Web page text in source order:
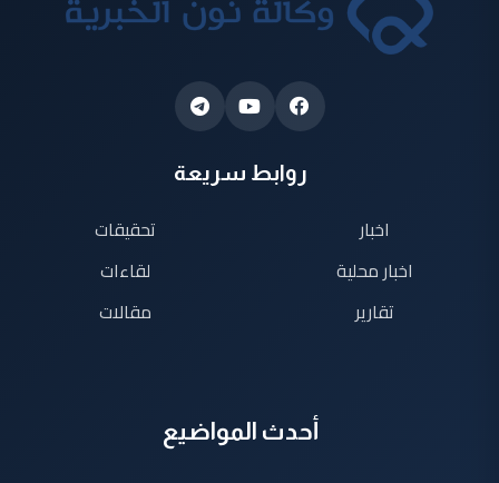
روابط سريعة
اخبار
اخبار محلية
تقارير
تحقيقات
لقاءات
مقالات
أحدث المواضيع